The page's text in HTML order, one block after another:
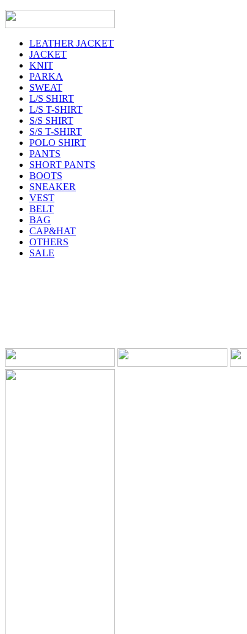
LEATHER JACKET
JACKET
KNIT
PARKA
SWEAT
L/S SHIRT
L/S T-SHIRT
S/S SHIRT
S/S T-SHIRT
POLO SHIRT
PANTS
SHORT PANTS
BOOTS
SNEAKER
VEST
BELT
BAG
CAP&HAT
OTHERS
SALE